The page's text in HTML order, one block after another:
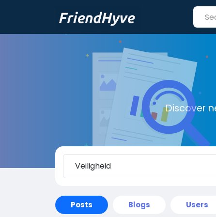
Discover
Posts Blogs Users